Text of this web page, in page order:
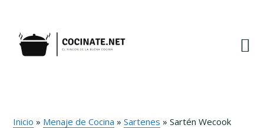
navegación
principal
contenido
principal
barra
Inicio » Menaje de Cocina »Sartenes »Sartén Wecook